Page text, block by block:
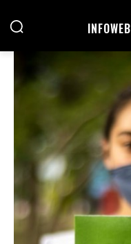
INFOWEB